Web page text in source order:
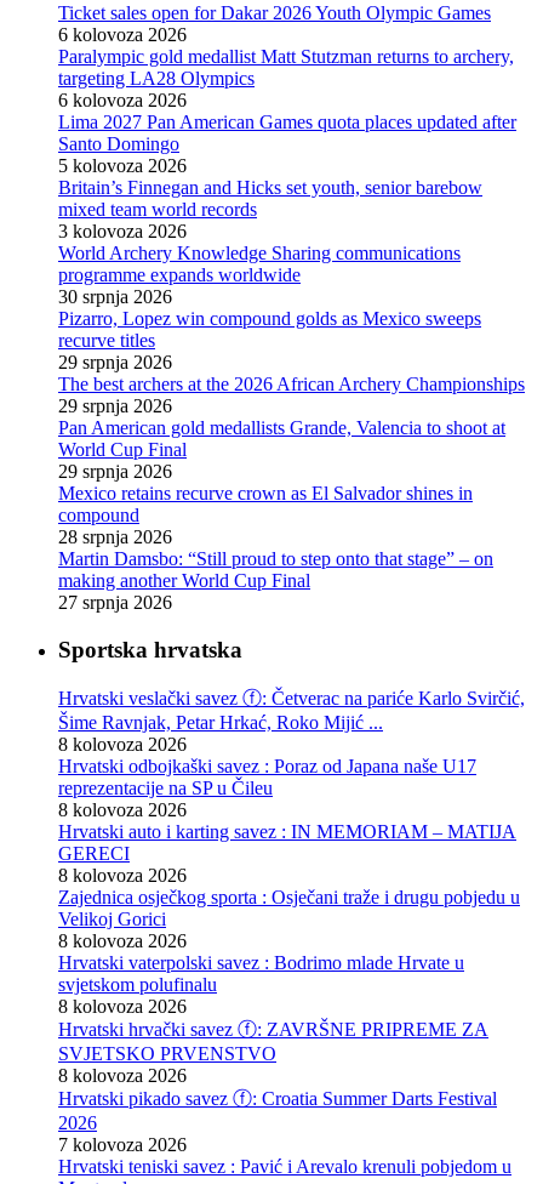
Ticket sales open for Dakar 2026 Youth Olympic Games
6 kolovoza 2026
Paralympic gold medallist Matt Stutzman returns to archery,
targeting LA28 Olympics
6 kolovoza 2026
Lima 2027 Pan American Games quota places updated after
Santo Domingo
5 kolovoza 2026
Britain’s Finnegan and Hicks set youth, senior barebow
mixed team world records
3 kolovoza 2026
World Archery Knowledge Sharing communications
programme expands worldwide
30 srpnja 2026
Pizarro, Lopez win compound golds as Mexico sweeps
recurve titles
29 srpnja 2026
The best archers at the 2026 African Archery Championships
29 srpnja 2026
Pan American gold medallists Grande, Valencia to shoot at
World Cup Final
29 srpnja 2026
Mexico retains recurve crown as El Salvador shines in
compound
28 srpnja 2026
Martin Damsbo: “Still proud to step onto that stage” – on
making another World Cup Final
27 srpnja 2026
Sportska hrvatska
Hrvatski veslački savez ⓕ: Četverac na pariće Karlo Svirčić,
Šime Ravnjak, Petar Hrkać, Roko Mijić ...
8 kolovoza 2026
Hrvatski odbojkaški savez : Poraz od Japana naše U17
reprezentacije na SP u Čileu
8 kolovoza 2026
Hrvatski auto i karting savez : IN MEMORIAM – MATIJA
GERECI
8 kolovoza 2026
Zajednica osječkog sporta : Osječani traže i drugu pobjedu u
Velikoj Gorici
8 kolovoza 2026
Hrvatski vaterpolski savez : Bodrimo mlade Hrvate u
svjetskom polufinalu
8 kolovoza 2026
Hrvatski hrvački savez ⓕ: ZAVRŠNE PRIPREME ZA
SVJETSKO PRVENSTVO
8 kolovoza 2026
Hrvatski pikado savez ⓕ: Croatia Summer Darts Festival
2026
7 kolovoza 2026
Hrvatski teniski savez : Pavić i Arevalo krenuli pobjedom u